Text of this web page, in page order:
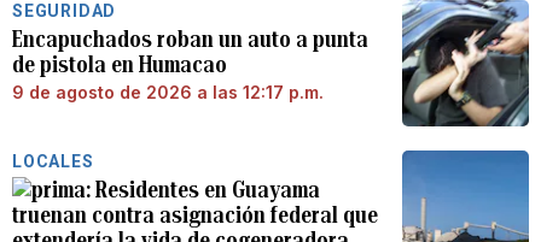
SEGURIDAD
Encapuchados roban un auto a punta
de pistola en Humacao
9 de agosto de 2026 a las 12:17 p.m.
LOCALES
Residentes en Guayama
truenan contra asignación federal que